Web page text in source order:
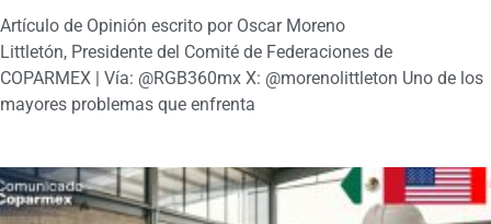
Artículo de Opinión escrito por Oscar Moreno
Littletón, Presidente del Comité de Federaciones de
COPARMEX | Vía: @RGB360mx X: @morenolittleton Uno de los
mayores problemas que enfrenta